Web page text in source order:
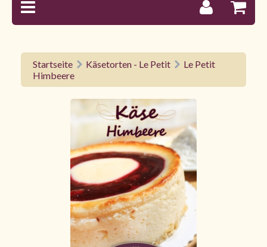
Startseite Käsetorten - Le Petit
Le Petit
Himbeere